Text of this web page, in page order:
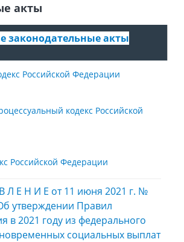
акты
законодательные акты
Российской Федерации
кодекс Российской
Российской Федерации
Л Е Н И Е от 11 июня 2021 г. №
утверждении Правил
в 2021 году из федерального
социальных выплат